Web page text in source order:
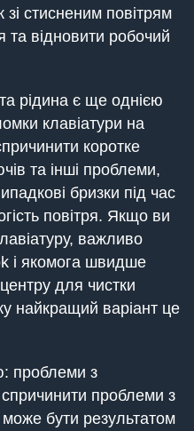
зі стисненим повітрям
та відновити робочий
рідина є ще однією
клавіатури на
коротке
та інші проблеми,
бризки під час
повітря. Якщо ви
важливо
і якомога швидше
для чистки
найкращий варіант це
проблеми з
проблеми з
бути результатом